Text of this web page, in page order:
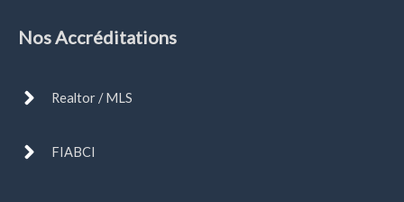
Nos Accréditations
Realtor / MLS
FIABCI